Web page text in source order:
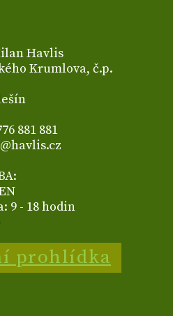
Havlis
Krumlova, č.p.
881 881
9 - 18 hodin
prohlídka